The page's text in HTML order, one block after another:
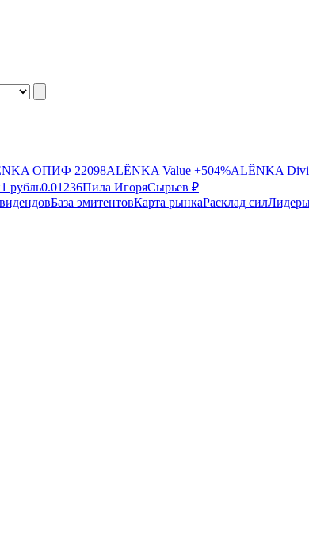
ОПИФ 22098ALЁNKA Value +504%ALЁNKA
1 рубль0.01236Пила ИгоряСырьев ₽
База эмитентовКарта рынкаРасклад сил